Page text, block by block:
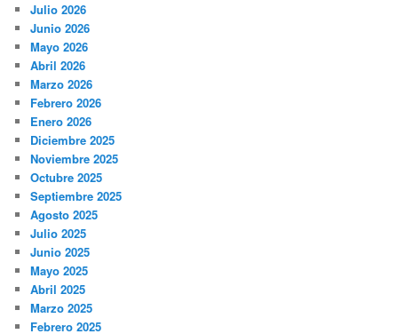
Julio 2026
Junio 2026
Mayo 2026
Abril 2026
Marzo 2026
Febrero 2026
Enero 2026
Diciembre 2025
Noviembre 2025
Octubre 2025
Septiembre 2025
Agosto 2025
Julio 2025
Junio 2025
Mayo 2025
Abril 2025
Marzo 2025
Febrero 2025